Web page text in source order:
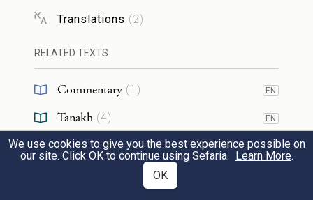
יִשְׂרָאֵל אַרְבָּעִים שָׁנָה. רַבִּי עֲקִיבָא לָמַד
תּוֹרָה בֶּן אַרְבָּעִים שָׁנָה, וְשִׁמֵּשׁ אֶת
הַחֲכָמִים אַרְבָּעִים שָׁנָה, וּפִרְנֵס אֶת יִשְׂרָאֵל
אַרְבָּעִים שָׁנָה. שֵׁשׁ זוּגוֹת שֶׁשְּׁנוֹתֵיהֶם
שָׁווֹת: רִבְקָה וּקְהָת, לֵוִי וְעַמְרָם, יוֹסֵף
וִיהוֹשֻׁעַ, שְׁמוּאֵל וּשְׁלֹמֹה, מֹשֶׁה וְהִלֵּל
הַזָּקֵן, וְרַבָּן יוֹחָנָן בֶּן זַכַּאי וְרַבִּי עֲקִיבָא.
Translations (2)
RELATED TEXTS
Commentary (1 ) EN
Tanakh (4) EN
Reference(1) EN
We use cookies to give you the best experience possible on
our site. Click OK to continue using Sefaria. Learn More.
OK